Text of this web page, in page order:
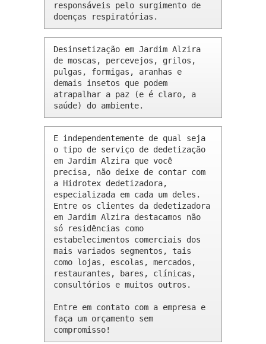
responsáveis pelo surgimento de
doenças respiratórias.
Desinsetização em Jardim Alzira
de moscas, percevejos, grilos,
pulgas, formigas, aranhas e
demais insetos que podem
atrapalhar a paz (e é claro, a
saúde) do ambiente.
E independentemente de qual seja
o tipo de serviço de dedetização
em Jardim Alzira que você
precisa, não deixe de contar com
a Hidrotex dedetizadora,
especializada em cada um deles.
Entre os clientes da dedetizadora
em Jardim Alzira destacamos não
só residências como
estabelecimentos comerciais dos
mais variados segmentos, tais
como lojas, escolas, mercados,
restaurantes, bares, clínicas,
consultórios e muitos outros.
Entre em contato com a empresa e
faça um orçamento sem
compromisso!